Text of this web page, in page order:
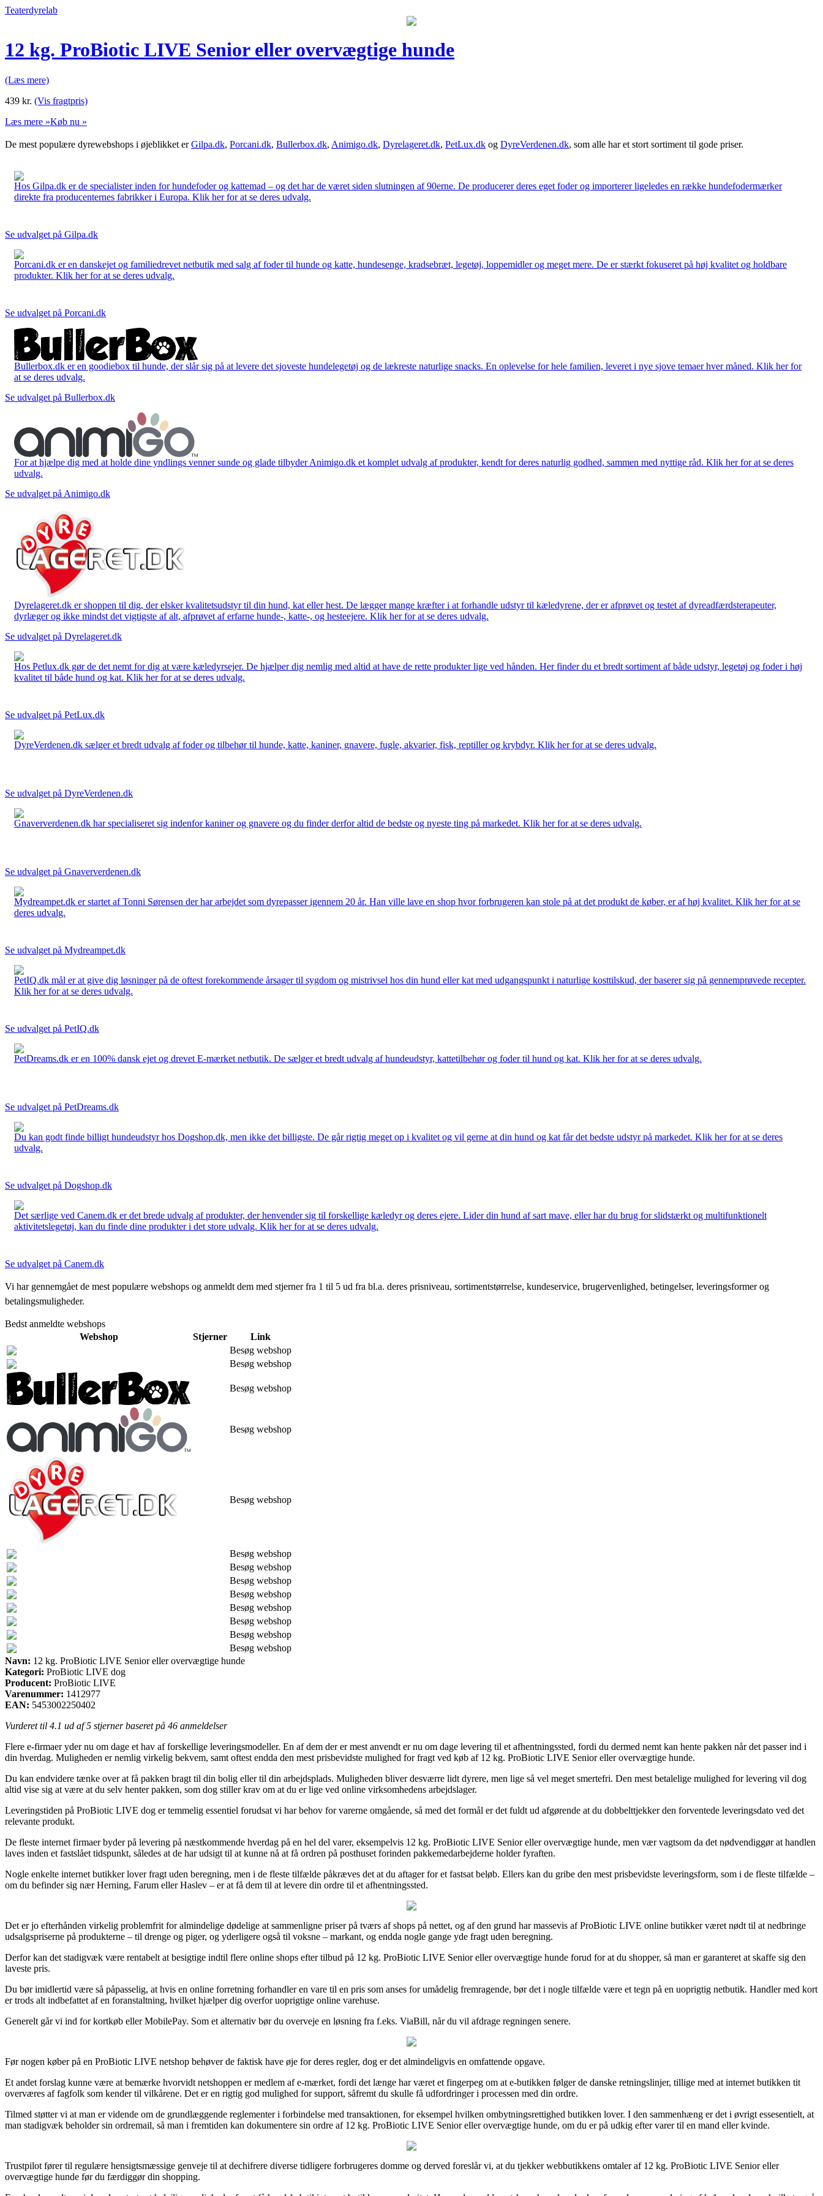
Teaterdyrelab
12 kg. ProBiotic LIVE Senior eller overvægtige hunde
(Læs mere)
439 kr. (Vis fragtpris)
Læs mere »Køb nu »
De mest populære dyrewebshops i øjeblikket erGilpa.dk, Porcani.dk, Bullerbox.dk, Animigo.dk, Dyrelageret.dk, PetLux.dk og DyreVerdenen.dk, som alle har et stort sortiment til gode priser.
Hos Gilpa.dk er de specialister inden for hundefoder og kattemad – og det har de været siden slutningen af 90erne. De producerer deres eget foder og importerer ligeledes en række hundefodermærker
direkte fra producenternes fabrikker i Europa. Klik her for at se deres udvalg.
Se udvalget på Gilpa.dk
Porcani.dk er en danskejet og familiedrevet netbutik med salg af foder til hunde og katte, hundesenge, kradsebræt, legetøj, loppemidler og meget mere. De er stærkt fokuseret på høj kvalitet og holdbare
produkter. Klik her for at se deres udvalg.
Se udvalget på Porcani.dk
Bullerbox.dk er en goodiebox til hunde, der slår sig på at levere det sjoveste hundelegetøj og de lækreste naturlige snacks. En oplevelse for hele familien, leveret i nye sjove temaer hver måned. Klik her for
at se deres udvalg.
Se udvalget på Bullerbox.dk
For at hjælpe dig med at holde dine yndlings venner sunde og glade tilbyder Animigo.dk et komplet udvalg af produkter, kendt for deres naturlig godhed, sammen med nyttige råd. Klik her for at se deres
udvalg.
Se udvalget på Animigo.dk
Dyrelageret.dk er shoppen til dig, der elsker kvalitetsudstyr til din hund, kat eller hest. De lægger mange kræfter i at forhandle udstyr til kæledyrene, der er afprøvet og testet af dyreadfærdsterapeuter,
dyrlæger og ikke mindst det vigtigste af alt, afprøvet af erfarne hunde-, katte-, og hesteejere. Klik her for at se deres udvalg.
Se udvalget på Dyrelageret.dk
Hos Petlux.dk gør de det nemt for dig at være kæledyrsejer. De hjælper dig nemlig med altid at have de rette produkter lige ved hånden. Her finder du et bredt sortiment af både udstyr, legetøj og foder i høj
kvalitet til både hund og kat. Klik her for at se deres udvalg.
Se udvalget på PetLux.dk
DyreVerdenen.dk sælger et bredt udvalg af foder og tilbehør til hunde, katte, kaniner, gnavere, fugle, akvarier, fisk, reptiller og krybdyr. Klik her for at se deres udvalg.
Se udvalget på DyreVerdenen.dk
Gnaververdenen.dk har specialiseret sig indenfor kaniner og gnavere og du finder derfor altid de bedste og nyeste ting på markedet. Klik her for at se deres udvalg.
Se udvalget på Gnaververdenen.dk
Mydreampet.dk er startet af Tonni Sørensen der har arbejdet som dyrepasser igennem 20 år. Han ville lave en shop hvor forbrugeren kan stole på at det produkt de køber, er af høj kvalitet. Klik her for at se
deres udvalg.
Se udvalget på Mydreampet.dk
PetIQ.dk mål er at give dig løsninger på de oftest forekommende årsager til sygdom og mistrivsel hos din hund eller kat med udgangspunkt i naturlige kosttilskud, der baserer sig på gennemprøvede recepter.
Klik her for at se deres udvalg.
Se udvalget på PetIQ.dk
PetDreams.dk er en 100% dansk ejet og drevet E-mærket netbutik. De sælger et bredt udvalg af hundeudstyr, kattetilbehør og foder til hund og kat. Klik her for at se deres udvalg.
Se udvalget på PetDreams.dk
Du kan godt finde billigt hundeudstyr hos Dogshop.dk, men ikke det billigste. De går rigtig meget op i kvalitet og vil gerne at din hund og kat får det bedste udstyr på markedet. Klik her for at se deres
udvalg.
Se udvalget på Dogshop.dk
Det særlige ved Canem.dk er det brede udvalg af produkter, der henvender sig til forskellige kæledyr og deres ejere. Lider din hund af sart mave, eller har du brug for slidstærkt og multifunktionelt
aktivitetslegetøj, kan du finde dine produkter i det store udvalg. Klik her for at se deres udvalg.
Se udvalget på Canem.dk
Vi har gennemgået de mest populære webshops og anmeldt dem med stjerner fra 1 til 5 ud fra bl.a. deres prisniveau, sortimentstørrelse, kundeservice, brugervenlighed, betingelser, leveringsformer og
betalingsmuligheder.
Bedst anmeldte webshops
Webshop
Stjerner
Link
Besøg webshop
Besøg webshop
Besøg webshop
Besøg webshop
Besøg webshop
Besøg webshop
Besøg webshop
Besøg webshop
Besøg webshop
Besøg webshop
Besøg webshop
Besøg webshop
Besøg webshop
Navn: 12 kg. ProBiotic LIVE Senior eller overvægtige hunde
Kategori: ProBiotic LIVE dog
Producent: ProBiotic LIVE
Varenummer: 1412977
EAN: 5453002250402
Vurderet til 4.1 ud af 5 stjerner baseret på 46 anmeldelser
Flere e-firmaer yder nu om dage et hav af forskellige leveringsmodeller. En af dem der er mest anvendt er nu om dage levering til et afhentningssted, fordi du dermed nemt kan hente pakken når det passer ind i
din hverdag. Muligheden er nemlig virkelig bekvem, samt oftest endda den mest prisbevidste mulighed for fragt ved køb af 12 kg. ProBiotic LIVE Senior eller overvægtige hunde.
Du kan endvidere tænke over at få pakken bragt til din bolig eller til din arbejdsplads. Muligheden bliver desværre lidt dyrere, men lige så vel meget smertefri. Den mest betalelige mulighed for levering vil dog
altid vise sig at være at du selv henter pakken, som dog stiller krav om at du er lige ved online virksomhedens arbejdslager.
Leveringstiden på ProBiotic LIVE dog er temmelig essentiel forudsat vi har behov for varerne omgående, så med det formål er det fuldt ud afgørende at du dobbelttjekker den forventede leveringsdato ved det
relevante produkt.
De fleste internet firmaer byder på levering på næstkommende hverdag på en hel del varer, eksempelvis 12 kg. ProBiotic LIVE Senior eller overvægtige hunde, men vær vagtsom da det nødvendiggør at handlen
laves inden et fastslået tidspunkt, således at de har udsigt til at kunne nå at få ordren på posthuset forinden pakkemedarbejderne holder fyraften.
Nogle enkelte internet butikker lover fragt uden beregning, men i de fleste tilfælde påkræves det at du aftager for et fastsat beløb. Ellers kan du gribe den mest prisbevidste leveringsform, som i de fleste tilfælde –
om du befinder sig nær Herning, Farum eller Haslev – er at få dem til at levere din ordre til et afhentningssted.
Det er jo efterhånden virkelig problemfrit for almindelige dødelige at sammenligne priser på tværs af shops på nettet, og af den grund har massevis af ProBiotic LIVE online butikker været nødt til at nedbringe
udsalgspriserne på produkterne – til drenge og piger, og yderligere også til voksne – markant, og endda nogle gange yde fragt uden beregning.
Derfor kan det stadigvæk være rentabelt at besigtige indtil flere online shops efter tilbud på 12 kg. ProBiotic LIVE Senior eller overvægtige hunde forud for at du shopper, så man er garanteret at skaffe sig den
laveste pris.
Du bør imidlertid være så påpasselig, at hvis en online forretning forhandler en vare til en pris som anses for umådelig fremragende, bør det i nogle tilfælde være et tegn på en uoprigtig netbutik. Handler med kort
er trods alt indbefattet af en foranstaltning, hvilket hjælper dig overfor uoprigtige online varehuse.
Generelt går vi ind for kortkøb eller MobilePay. Som et alternativ bør du overveje en løsning fra f.eks. ViaBill, når du vil afdrage regningen senere.
Før nogen køber på en ProBiotic LIVE netshop behøver de faktisk have øje for deres regler, dog er det almindeligvis en omfattende opgave.
Et andet forslag kunne være at bemærke hvorvidt netshoppen er medlem af e-mærket, fordi det længe har været et fingerpeg om at e-butikken følger de danske retningslinjer, tillige med at internet butikken tit
overværes af fagfolk som kender til vilkårene. Det er en rigtig god mulighed for support, såfremt du skulle få udfordringer i processen med din ordre.
Tilmed støtter vi at man er vidende om de grundlæggende reglementer i forbindelse med transaktionen, for eksempel hvilken ombytningsrettighed butikken lover. I den sammenhæng er det i øvrigt essesentielt, at
man stadigvæk beholder sin ordremail, så man i fremtiden kan dokumentere sin ordre af 12 kg. ProBiotic LIVE Senior eller overvægtige hunde, om du er på udkig efter varer til en mand eller kvinde.
Trustpilot fører til regulære hensigtsmæssige genveje til at dechifrere diverse tidligere forbrugeres domme og derved foreslår vi, at du tjekker webbutikkens omtaler af 12 kg. ProBiotic LIVE Senior eller
overvægtige hunde før du færdiggør din shopping.